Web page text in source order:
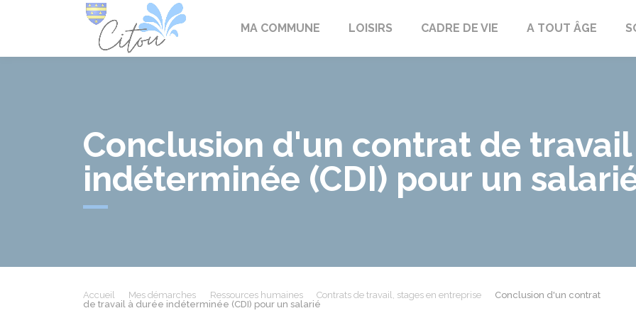
MA COMMUNE LOISIRS CADRE DE VIE A TOUT ÂGE
Conclusion d'un contrat de
indéterminée (CDI) pour un
Accueil Mes démarches Ressources humaines Contrats de travail, stages en entreprise
Conclusion d'un contrat
de travail à durée indéterminée (CDI) pour un salarié